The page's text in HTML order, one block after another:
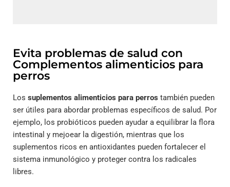
Evita problemas de salud con
Complementos alimenticios para
perros
Los suplementos alimenticios para perros también pueden
ser útiles para abordar problemas específicos de salud. Por
ejemplo, los probióticos pueden ayudar a equilibrar la flora
intestinal y mejoear la digestión, mientras que los
suplementos ricos en antioxidantes pueden fortalecer el
sistema inmunológico y proteger contra los radicales
libres.